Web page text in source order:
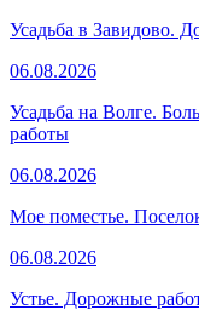
Усадьба в Завидово.
06.08.2026
Усадьба на Волге.
работы
06.08.2026
Мое поместье.
06.08.2026
Устье. Дорожные